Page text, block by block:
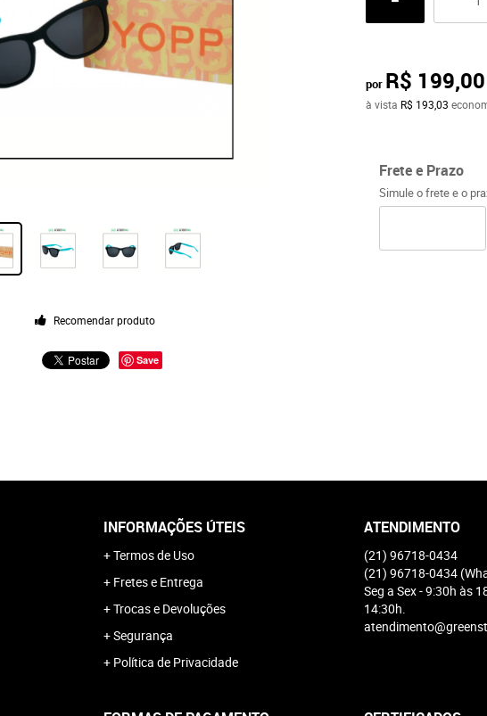
Recomendar produto
Save
por R$ 199,00
à vista R$ 193,03
Frete e Prazo
Simule o frete e o
INFORMAÇÕES ÚTEIS
Termos de Uso
Fretes e Entrega
Trocas e Devoluções
Segurança
Política de Privacidade
ATENDIMENTO
(21) 96718-0434
(21) 96718-0434
Seg a Sex - 9:30h às
14:30h.